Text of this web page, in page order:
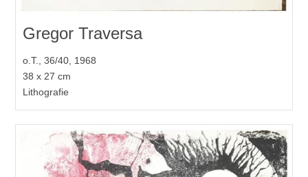
Gregor Traversa
o.T., 36/40, 1968
38 x 27 cm
Lithografie